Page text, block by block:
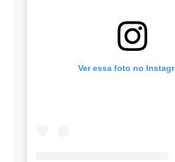
Ver essa foto no